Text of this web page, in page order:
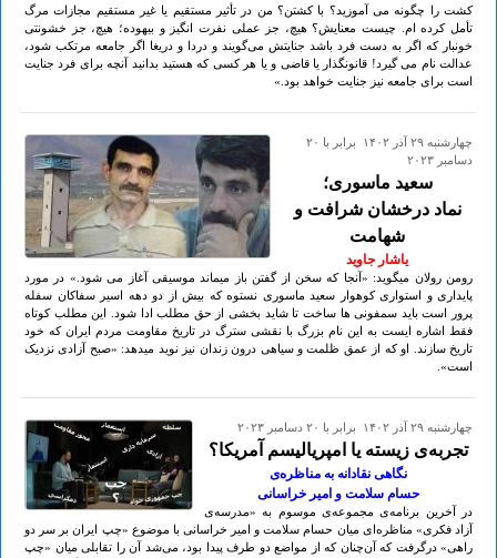
کشت را چگونه می آموزید؟ با کشتن؟ من در تأثیر مستقیم یا غیر مستقیم مجازات مرگ
تأمل کرده ام. چیست معنایش؟ هیچ، جز عملی نفرت انگیز و بیهوده؛ هیچ، جز خشونتی
خونبار که اگر به دست فرد باشد جنایتش می‌گویند و دردا و دریغا اگر جامعه مرتکب شود،
عدالت نام می گیرد! قانونگذار یا قاضی و یا هر کسی که هستید بدانید آنچه برای فرد جنایت
است برای جامعه نیز جنایت خواهد بود.»
چهارشنبه ۲۹ آذر ۱۴۰۲ برابر با ۲۰
دسامبر ۲۰۲۳
سعید ماسوری؛
نماد درخشان شرافت و
شهامت
یاشار جاوید
رومن رولان میگوید: «آنجا که سخن از گفتن باز میماند موسیقی آغاز می شود.» در مورد
پایداری و استواری کوهوار سعید ماسوری نستوه که بیش از دو دهه اسیر سفاکان سفله
پرور است باید سمفونی ها ساخت تا شاید بخشی از حق مطلب ادا شود. این مطلب کوتاه
فقط اشاره ایست به این نام بزرگ با نقشی سترگ در تاریخ مقاومت مردم ایران که خود
تاریخ سازند. او که از عمق ظلمت و سیاهی درون زندان نیز نوید میدهد: «صبح آزادی نزدیک
است».
چهارشنبه ۲۹ آذر ۱۴۰۲ برابر با ۲۰ دسامبر ۲۰۲۳
تجربه‌ی زیسته یا امپریالیسم آمریکا؟
نگاهی نقادانه به مناظره‌ی
حسام سلامت و امیر خراسانی
در آخرین برنامه‌ی مجموعه‌ی موسوم به «مدرسه‌ی
آزاد فکری» مناظره‌ای میان حسام سلامت و امیر خراسانی با موضوع «چپ ایران بر سر دو
راهی» درگرفت که آن‌چنان که از مواضع دو طرف پیدا بود، می‌شد آن را تقابلی میان «چپ